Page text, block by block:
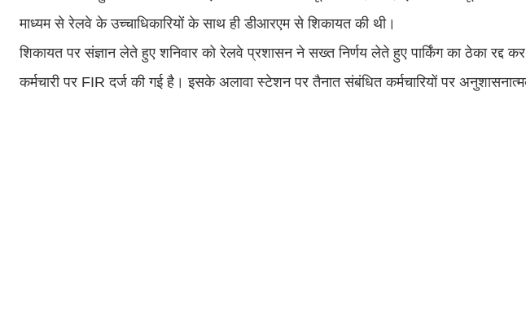
माध्यम से रेलवे के उच्चाधिकारियों के साथ ही डीआरएम से शिकायत की थी।
शिकायत पर संज्ञान लेते हुए शनिवार को रेलवे प्रशासन ने सख्त निर्णय लेते हुए पार्किंग का ठेका
कर्मचारी पर FIR दर्ज की गई है। इसके अलावा स्टेशन पर तैनात संबंधित कर्मचारियों पर